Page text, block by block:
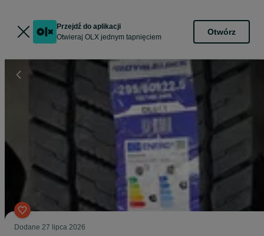
Przejdź do aplikacji
Otwieraj OLX jednym tapnięciem
Otwórz
Dodane 27 lipca 2026